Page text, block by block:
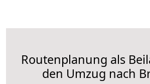
Routenplanung als
den Umzug nach